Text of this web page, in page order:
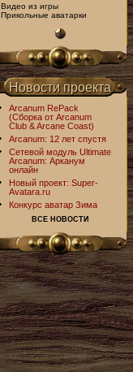
Видео из игры
Прикольные аватарки
Новости проекта
Arcanum RePack
(Сборка от Arcanum
Club & Arcane Coast)
Arcanum: 12 лет спустя
Сетевой модуль Ultimate
Arcanum: Арканум
онлайн
Новый проект: Super-
Avatara.ru
Конкурс аватар Зима
ВСЕ НОВОСТИ